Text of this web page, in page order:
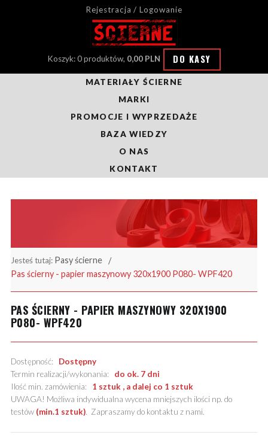
Rejestracja / Logowanie
Koszyk: 0 produktów, 0,00 PLN DO KASY
MATERIAŁY ŚCIERNE
MARKI
PROMOCJE I WYPRZEDAŻE
BAZA WIEDZY
O NAS
KONTAKT
Jesteś tutaj: Pasy ścierne
Pas ścierny - papier maszynowy 320x1900 P080- WPF420
PAS ŚCIERNY - PAPIER MASZYNOWY 320X1900
P080- WPF420
Dostępność: Dostępny
Termin realizacji/wykonania: do ok. 7 dni
Ilość min. zamówienia: 1 sztuk , a dalej co 1 sztuk
UWAGA! Możliwa indywidualna wycena mniejszych ilości np. do
testów (min.1 sztuk). Zapraszamy do kontaktu z nami.